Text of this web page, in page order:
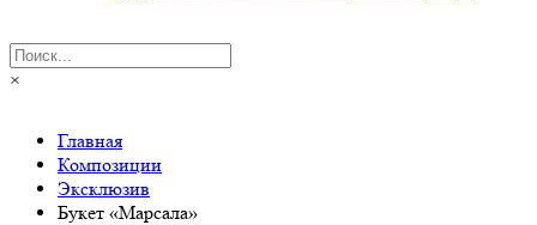
×
Главная
Композиции
Эксклюзив
Букет «Марсала»